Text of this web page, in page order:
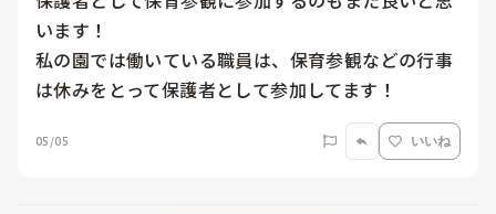
います！
私の園では働いている職員は、保育参観などの行事
は休みをとって保護者として参加してます！
05/05 いいね